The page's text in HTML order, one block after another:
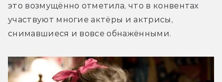
это возмущённо отметила, что в конвентах
участвуют многие актёры и актрисы,